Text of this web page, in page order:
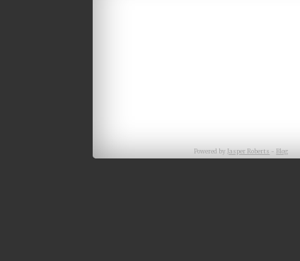
Powered by Jasper Roberts - Blog